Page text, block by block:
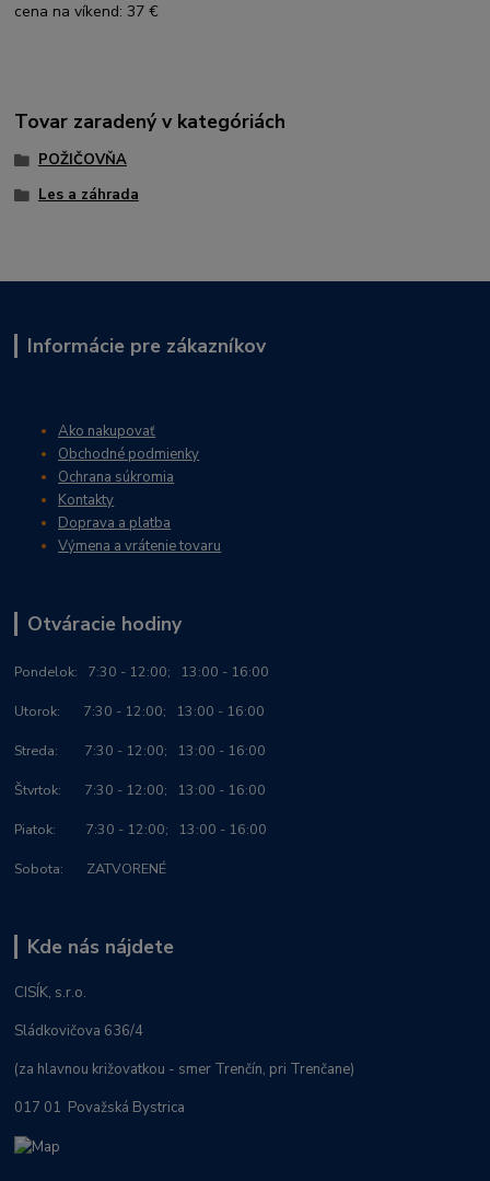
cena na víkend: 37 €
Tovar zaradený v kategóriách
POŽIČOVŇA
Les a záhrada
Informácie pre zákazníkov
Ako nakupovať
Obchodné podmienky
Ochrana súkromia
Kontakty
Doprava a platba
Výmena a vrátenie tovaru
Otváracie hodiny
Pondelok: 7:30 - 12:00; 13:00 - 16:00
Utorok: 7:30 - 12:00; 13:00 - 16:00
Streda: 7:30 - 12:00; 13:00 - 16:00
Štvrtok: 7:30 - 12:00; 13:00 - 16:00
Piatok: 7:30 - 12:00; 13:00 - 16:00
Sobota: ZATVORENÉ
Kde nás nájdete
CISÍK, s.r.o.
Sládkovičova 636/4
(za hlavnou križovatkou - smer Trenčín, pri Trenčane)
017 01 Považská Bystrica